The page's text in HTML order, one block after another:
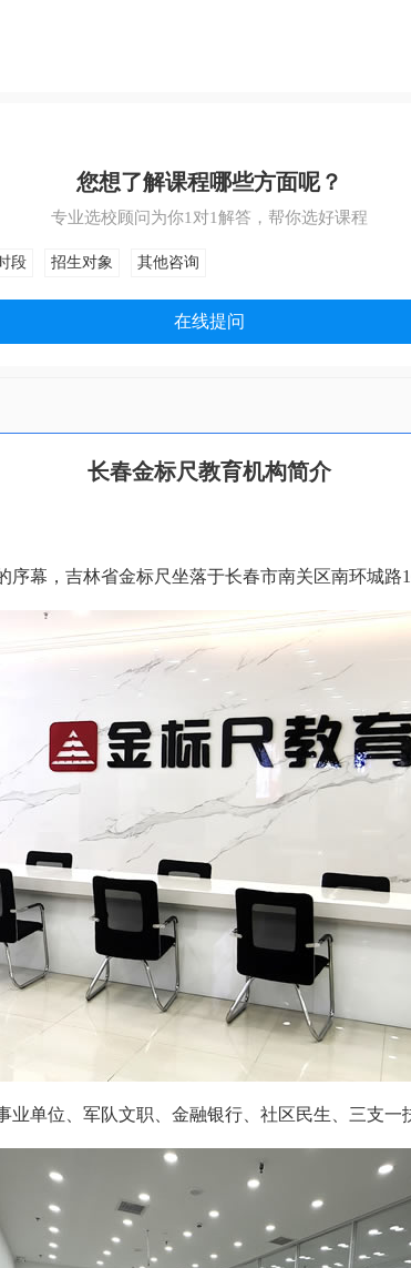
您想了解课程哪些方面呢？
专业选校顾问为你1对1解答，帮你选好课程
段 招生对象 其他咨询
在线提问
长春金标尺教育机构简介
幕，吉林省金标尺坐落于长春市南关区南环城路
单位、军队文职、金融银行、社区民生、三支一